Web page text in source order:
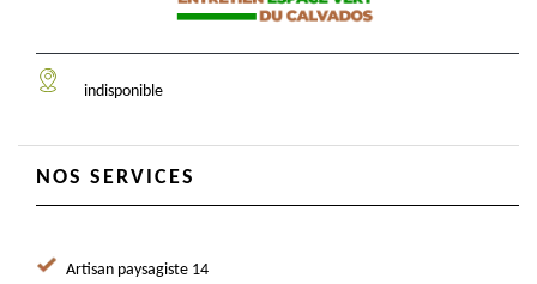
indisponible
NOS SERVICES
Artisan paysagiste 14